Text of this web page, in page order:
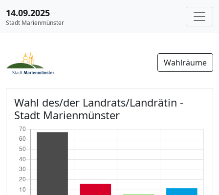
14.09.2025
Stadt Marienmünster
Wahlräume
Wahl des/der Landrats/Landrätin -
Stadt Marienmünster